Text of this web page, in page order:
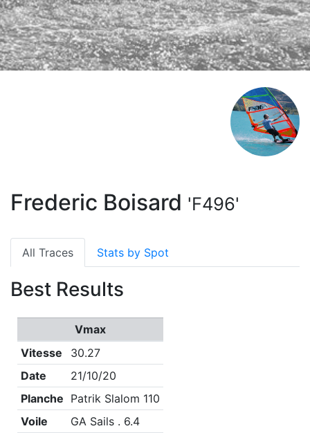
Frederic Boisard 'F496'
All Traces Stats by Spot
Best Results
Vmax
Vitesse
30.27
Date
21/10/20
Planche Patrik Slalom 110
Voile
GA Sails . 6.4